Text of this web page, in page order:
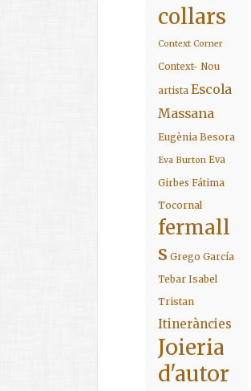
collars
Context Corner
Context- Nou
artista Escola
Massana
Eugènia Besora
Eva Burton Eva
Girbes Fátima
Tocornal
fermall
s Grego García
Tebar Isabel
Tristan
Itineràncies
Joieria
d'autor